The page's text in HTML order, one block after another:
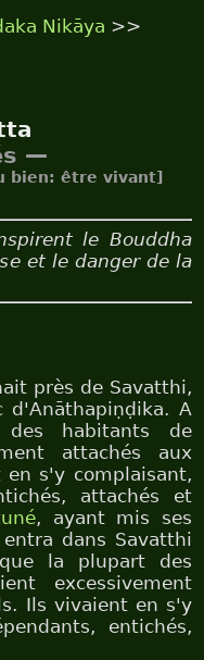
Nikāya >>
—
bien: être vivant]
le Bouddha
et le danger de la
près de Savatthi,
d'Anāthapiṇḍika. A
habitants de
attachés aux
en s'y complaisant,
attachés et
, ayant mis ses
dans Savatthi
la plupart des
excessivement
Ils vivaient en s'y
entichés,